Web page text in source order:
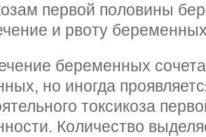
первой половины
и рвоту
беременных
но иногда
токсикоза
Количество